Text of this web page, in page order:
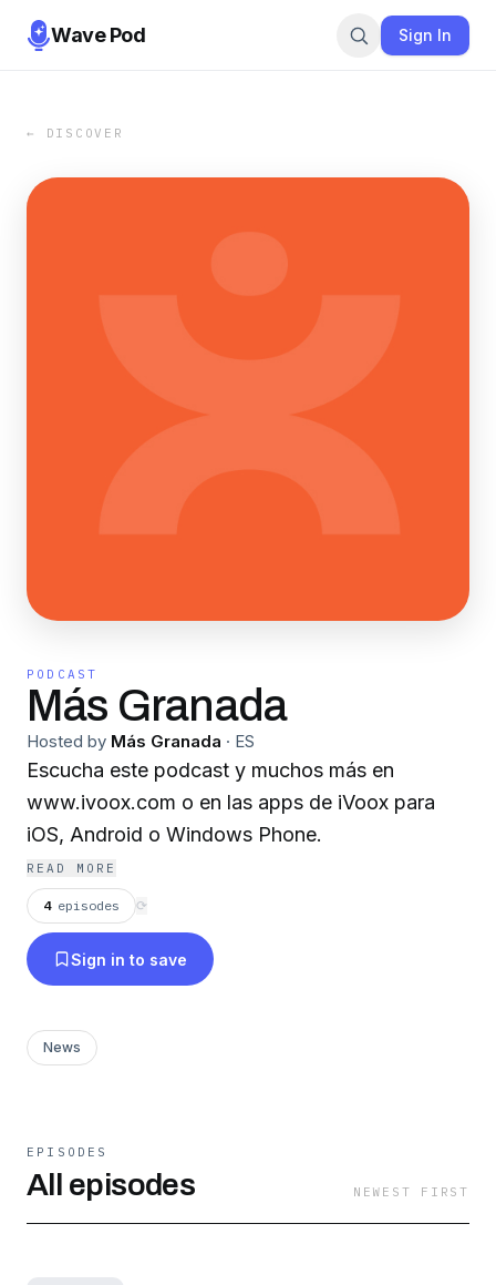
Wave Pod Sign In
← DISCOVER
PODCAST
Más Granada
Hosted by Más Granada · ES
Escucha este podcast y muchos más en
www.ivoox.com o en las apps de iVoox para
iOS, Android o Windows Phone.
READ MORE
4 episodes ⟳
Sign in to save
News
EPISODES
All episodes NEWEST FIRST